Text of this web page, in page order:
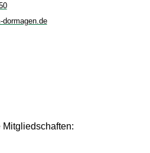
dormagen.de
Mitgliedschaften: